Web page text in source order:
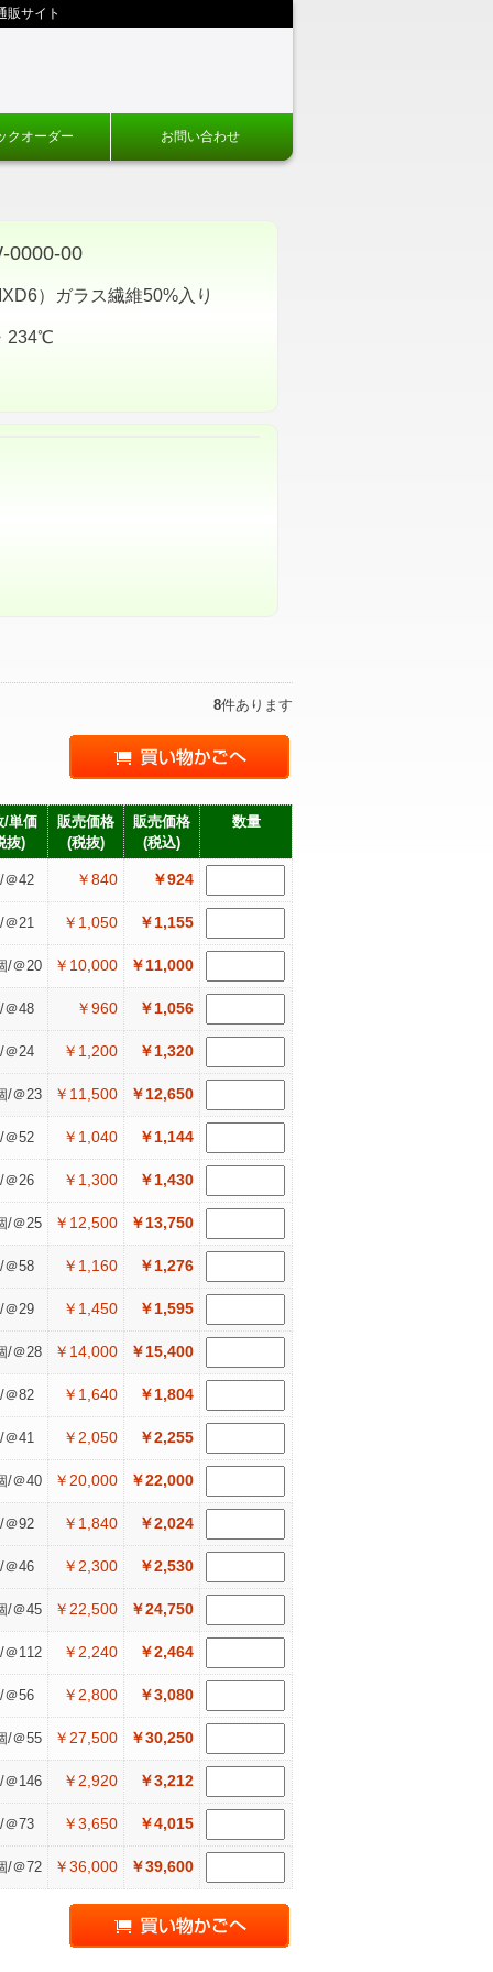
販サイト
クオーダー お問い合わせ
0000-00
）ガラス繊維50%入り
234℃
8件あります
/単価
抜)
販売価格
(税抜)
販売価格
(税込)
数量
＠42 ￥840 ￥924
＠21 ￥1,050 ￥1,155
/＠20 ￥10,000 ￥11,000
＠48 ￥960 ￥1,056
＠24 ￥1,200 ￥1,320
/＠23 ￥11,500 ￥12,650
＠52 ￥1,040 ￥1,144
＠26 ￥1,300 ￥1,430
/＠25 ￥12,500 ￥13,750
＠58 ￥1,160 ￥1,276
＠29 ￥1,450 ￥1,595
/＠28 ￥14,000 ￥15,400
＠82 ￥1,640 ￥1,804
＠41 ￥2,050 ￥2,255
/＠40 ￥20,000 ￥22,000
＠92 ￥1,840 ￥2,024
＠46 ￥2,300 ￥2,530
/＠45 ￥22,500 ￥24,750
＠112 ￥2,240 ￥2,464
＠56 ￥2,800 ￥3,080
/＠55 ￥27,500 ￥30,250
＠146 ￥2,920 ￥3,212
＠73 ￥3,650 ￥4,015
/＠72 ￥36,000 ￥39,600